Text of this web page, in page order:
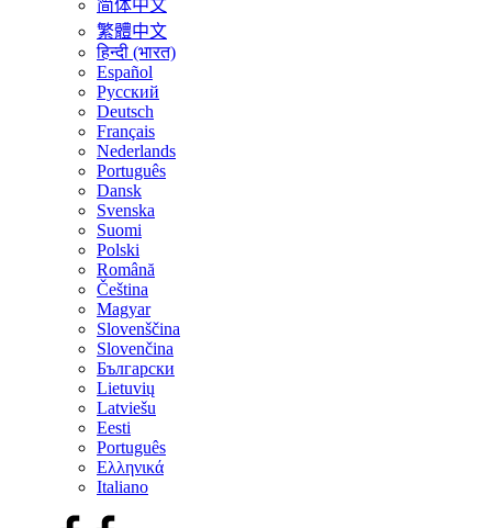
简体中文
繁體中文
हिन्दी (भारत)
Español
Русский
Deutsch
Français
Nederlands
Português
Dansk
Svenska
Suomi
Polski
Română
Čeština
Magyar
Slovenščina
Slovenčina
Български
Lietuvių
Latviešu
Eesti
Português
Ελληνικά
Italiano
Facebook